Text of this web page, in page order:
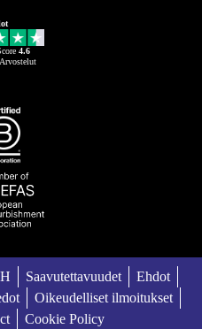
4.6
Arvostelut
Saavutettavuudet
Ehdot
Oikeudelliset ilmoitukset
Cookie Policy